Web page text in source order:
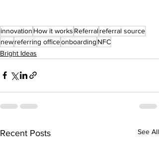
innovation How it works Referralreferral source
newreferring officeonboarding NFC
Bright Ideas
Recent Posts See All